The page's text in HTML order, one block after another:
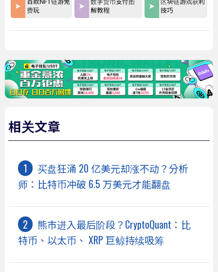
百款NFT链游免
费玩
数字货币支付图
解教程
区块链游戏获利
技巧
相关文章
买盘狂涌 20 亿美元却涨不动？分析
师：比特币冲破 6.5 万美元才能翻盘
熊市进入最后阶段？CryptoQuant：比
特币、以太币、 XRP 巨鲸持续吸筹